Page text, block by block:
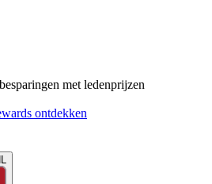
met ledenprijzen
ontdekken